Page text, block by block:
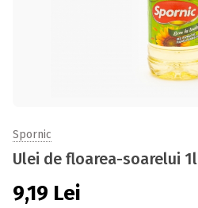
Spornic
Ulei de floarea-soarelui 1l
9,19 Lei